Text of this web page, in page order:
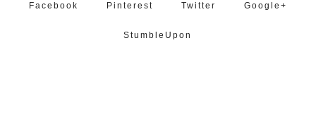
Facebook Pinterest Twitter Google+
StumbleUpon